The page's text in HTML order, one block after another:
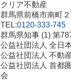
クリア不動産
群馬県前橋市南町
TEL:0120-333-745
群馬県知事 (1) 第
公益社団法人 全日
公益社団法人 不動
公益社団法人 首都
会